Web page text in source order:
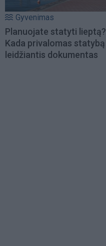
Gyvenimas
Planuojate statyti lieptą?
Kada privalomas statybą
leidžiantis dokumentas